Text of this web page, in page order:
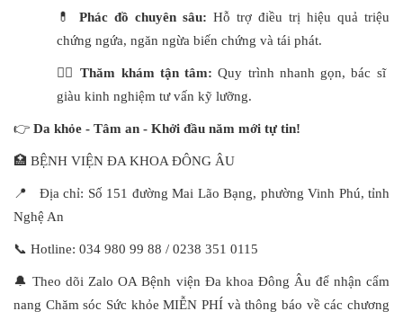
💊 Phác đồ chuyên sâu: Hỗ trợ điều trị hiệu quả triệu
chứng ngứa, ngăn ngừa biến chứng và tái phát.
👨‍⚕️Thăm khám tận tâm: Quy trình nhanh gọn, bác sĩ
giàu kinh nghiệm tư vấn kỹ lưỡng.
👉 Da khỏe - Tâm an - Khởi đầu năm mới tự tin!
🏥 BỆNH VIỆN ĐA KHOA ĐÔNG ÂU
📍 Địa chỉ: Số 151 đường Mai Lão Bạng, phường Vinh Phú, tỉnh
Nghệ An
📞 Hotline: 034 980 99 88 / 0238 351 0115
🔔 Theo dõi Zalo OA Bệnh viện Đa khoa Đông Âu để nhận cẩm
nang Chăm sóc Sức khỏe MIỄN PHÍ và thông báo về các chương